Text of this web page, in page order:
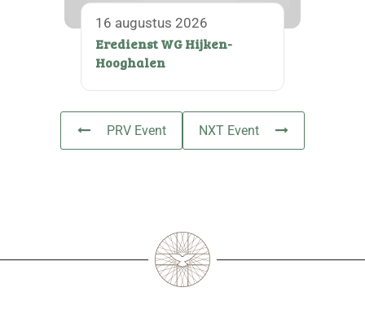
16 augustus 2026
Eredienst WG Hijken-
Hooghalen
PRV Event NXT Event